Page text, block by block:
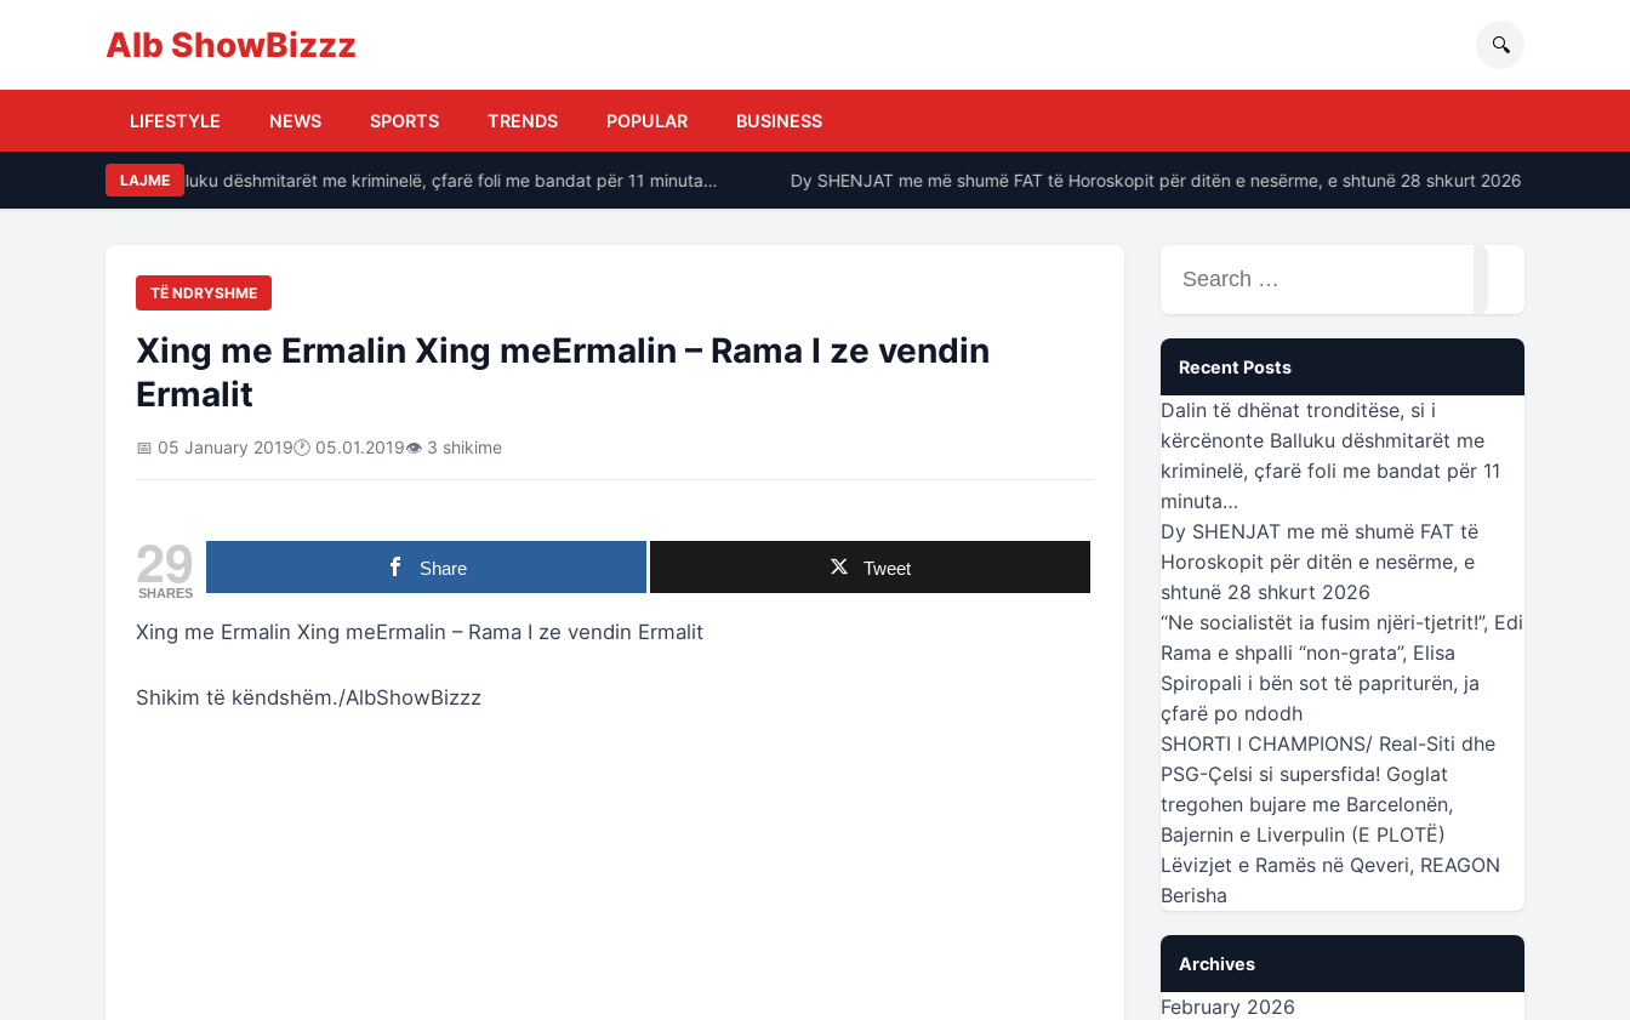
Alb ShowBizzz 🔍
LIFESTYLE NEWS SPORTS TRENDS POPULAR BUSINESS
LAJME
si i kërcënonte Balluku dëshmitarët me kriminelë, çfarë foli me bandat për 11 minuta… Dy SHENJAT me më shumë FAT të Horoskopit për ditën e nesërme, e shtunë 28 shkurt 2026
TË NDRYSHME
Xing me Ermalin Xing meErmalin – Rama I ze vendin
Ermalit
📅 05 January 2019🕐 05.01.2019👁 3 shikime
29
SHARES
Share Tweet
Xing me Ermalin Xing meErmalin – Rama I ze vendin Ermalit
Shikim të këndshëm./AlbShowBizzz
for:
Recent Posts
Dalin të dhënat tronditëse, si i
kërcënonte Balluku dëshmitarët me
kriminelë, çfarë foli me bandat për 11
minuta…
Dy SHENJAT me më shumë FAT të
Horoskopit për ditën e nesërme, e
shtunë 28 shkurt 2026
“Ne socialistët ia fusim njëri-tjetrit!”, Edi
Rama e shpalli “non-grata”, Elisa
Spiropali i bën sot të papriturën, ja
çfarë po ndodh
SHORTI I CHAMPIONS/ Real-Siti dhe
PSG-Çelsi si supersfida! Goglat
tregohen bujare me Barcelonën,
Bajernin e Liverpulin (E PLOTË)
Lëvizjet e Ramës në Qeveri, REAGON
Berisha
Archives
February 2026